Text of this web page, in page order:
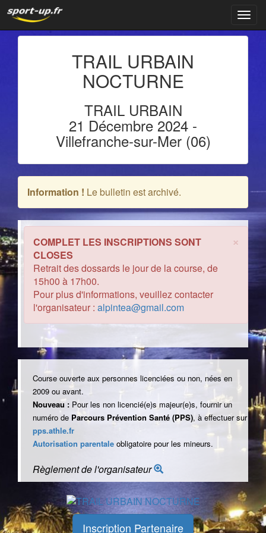
TRAIL URBAIN
NOCTURNE
TRAIL URBAIN
21 Décembre 2024 -
Villefranche-sur-Mer(06)
Information ! Le bulletin est archivé.
×
COMPLET LES INSCRIPTIONS SONT
CLOSES
Retrait des dossards le jour de la course, de
15h00 à 17h00.
Pour plus d'informations, veuillez contacter
l'organisateur : alpintea@gmail.com
Course ouverte aux personnes licenciées ou non, nées en
2009 ou avant.
Nouveau : Pour les non licencié(e)s majeur(e)s, fournir un
numéro de Parcours Prévention Santé (PPS), à effectuer sur
pps.athle.fr
Autorisation parentale obligatoire pour les mineurs.
Règlement de l'organisateur
Inscription Partenaire